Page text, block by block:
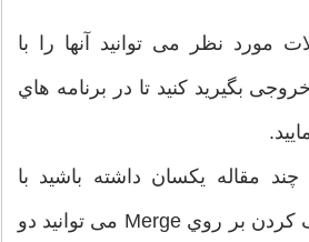
مورد نظر می توانید آنها را با
بگیرید کنید تا در برنامه هاي
مقاله یکسان داشته باشید با
انتخاب مقالات و کلیک کردن بر روي Merge می توانید دو